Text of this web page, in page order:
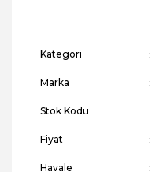
Kategori
Marka
Stok Kodu
Fiyat
Havale